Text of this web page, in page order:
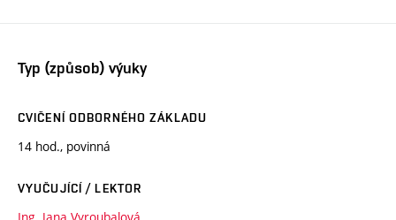
Typ (způsob) výuky
CVIČENÍ ODBORNÉHO ZÁKLADU
14 hod., povinná
VYUČUJÍCÍ / LEKTOR